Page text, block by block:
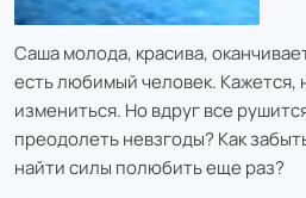
Саша молода, красива,
есть любимый человек. Кажется,
измениться. Но вдруг все
преодолеть невзгоды? Как
найти силы полюбить еще раз?